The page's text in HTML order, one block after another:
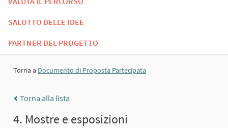
SALOTTO DELLE IDEE
PARTNER DEL PROGETTO
Torna a Documento di Proposta Partecipata
Torna alla lista
4. Mostre e esposizioni